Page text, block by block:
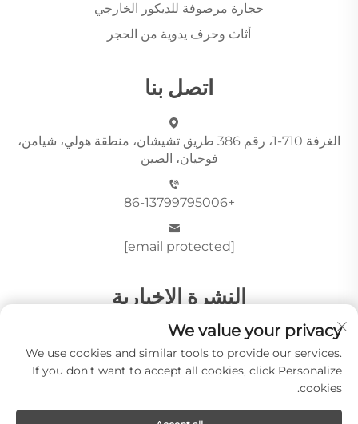
حجارة مرصوفة للديكور الخارجي
أثاث وحرف يدوية من الحجر
اتصل بنا
الغرفة 710-1، رقم 386 طريق تشيشان، منطقة هولي، شيامن،
فوجيان، الصين
+86-13799795006
[email protected]
النشرة الإخبارية
أرسِل
We value your privacy
We use cookies and similar tools to provide our services.
If you don't want to accept all cookies, click Personalize
cookies.